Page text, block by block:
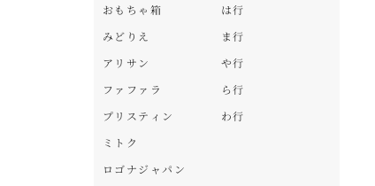
おもちゃ箱
みどりえ
アリサン
ファファラ
プリスティン
ミトク
ロゴナジャパン
は行
ま行
や行
ら行
わ行